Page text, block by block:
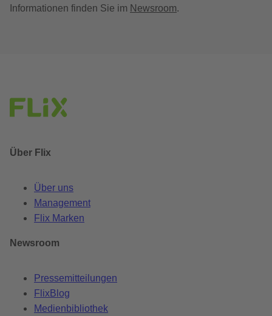
Informationen finden Sie im Newsroom.
Über Flix
Über uns
Management
Flix Marken
Newsroom
Pressemitteilungen
FlixBlog
Medienbibliothek